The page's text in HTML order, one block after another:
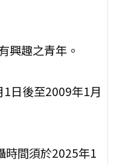
趣之青年。
日後至2009年1月
間須於2025年1